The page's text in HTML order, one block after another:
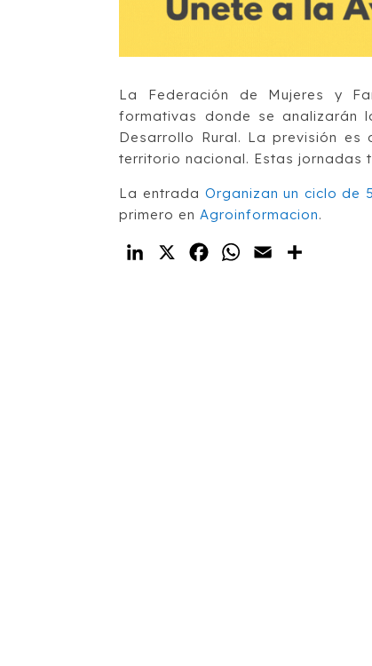
La Federación de Mujeres y
formativas donde se analizarán
Desarrollo Rural. La previsión
territorio nacional. Estas jornadas
La entrada Organizan un ciclo de
primero en Agroinformacion.
LinkedIn
X FacebookWhatsApp
Email